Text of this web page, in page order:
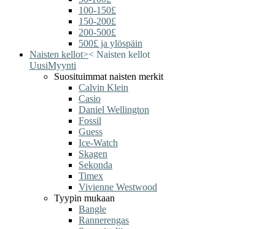
100-150£
150-200£
200-500£
500£ ja ylöspäin
Naisten kellot>< Naisten kellot
UusiMyynti
Suosituimmat naisten merkit
Calvin Klein
Casio
Daniel Wellington
Fossil
Guess
Ice-Watch
Skagen
Sekonda
Timex
Vivienne Westwood
Tyypin mukaan
Bangle
Rannerengas